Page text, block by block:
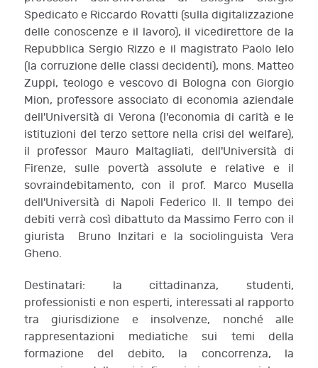
Spedicato e Riccardo Rovatti (sulla digitalizzazione
delle conoscenze e il lavoro), il vicedirettore de la
Repubblica Sergio Rizzo e il magistrato Paolo Ielo
(la corruzione delle classi decidenti), mons. Matteo
Zuppi, teologo e vescovo di Bologna con Giorgio
Mion, professore associato di economia aziendale
dell'Università di Verona (l'economia di carità e le
istituzioni del terzo settore nella crisi del welfare),
il professor Mauro Maltagliati, dell'Università di
Firenze, sulle povertà assolute e relative e il
sovraindebitamento, con il prof. Marco Musella
dell'Università di Napoli Federico II. Il tempo dei
debiti verrà così dibattuto da Massimo Ferro con il
giurista Bruno Inzitari e la sociolinguista Vera
Gheno.
Destinatari: la cittadinanza, studenti,
professionisti e non esperti, interessati al rapporto
tra giurisdizione e insolvenze, nonché alle
rappresentazioni mediatiche sui temi della
formazione del debito, la concorrenza, la